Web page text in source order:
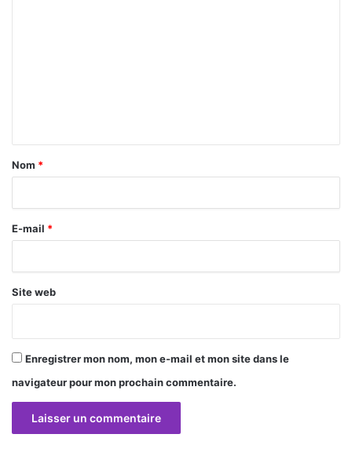
a
r
e
Nom *
E-mail *
Site web
Enregistrer mon nom, mon e-mail et mon site dans le
navigateur pour mon prochain commentaire.